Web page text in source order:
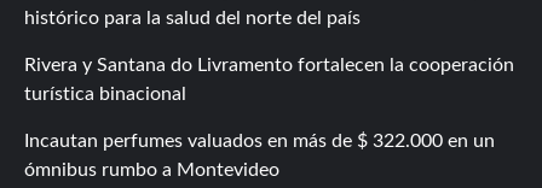
histórico para la salud del norte del país
Rivera y Santana do Livramento fortalecen la cooperación
turística binacional
Incautan perfumes valuados en más de $ 322.000 en un
ómnibus rumbo a Montevideo